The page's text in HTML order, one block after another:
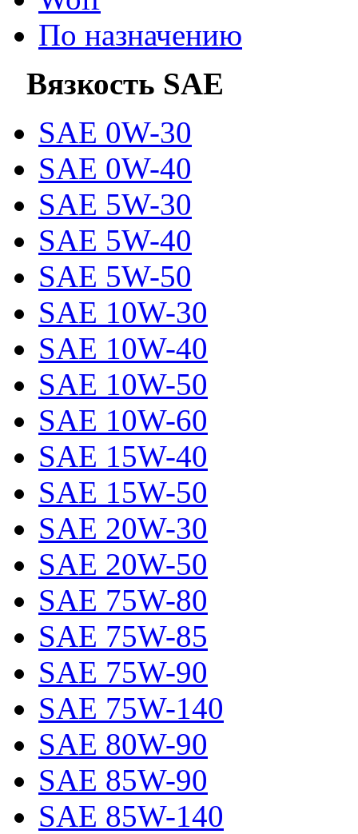
По назначению
Вязкость SAE
SAE 0W-30
SAE 0W-40
SAE 5W-30
SAE 5W-40
SAE 5W-50
SAE 10W-30
SAE 10W-40
SAE 10W-50
SAE 10W-60
SAE 15W-40
SAE 15W-50
SAE 20W-30
SAE 20W-50
SAE 75W-80
SAE 75W-85
SAE 75W-90
SAE 75W-140
SAE 80W-90
SAE 85W-90
SAE 85W-140